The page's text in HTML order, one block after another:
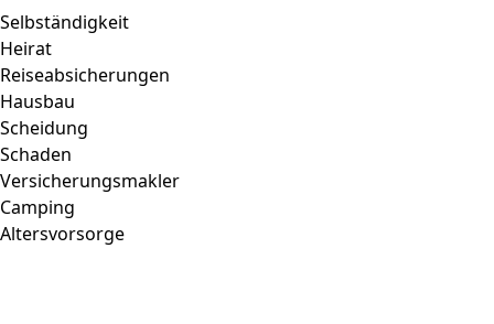
Selbständigkeit
Heirat
Reiseabsicherungen
Hausbau
Scheidung
Schaden
Versicherungsmakler
Camping
Altersvorsorge